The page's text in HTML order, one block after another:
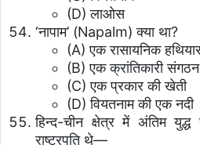
(D) लाओस
‘नापाम’ (Napalm) क्या था?
(A) एक रासायनिक
(B) एक क्रांतिकारी संगठन
(C) एक प्रकार की खेती
(D) वियतनाम की एक नदी
हिन्द-चीन क्षेत्र में अंतिम
राष्ट्रपति थे—